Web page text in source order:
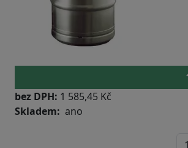
bez DPH: 1 585,45 Kč
Skladem
ano